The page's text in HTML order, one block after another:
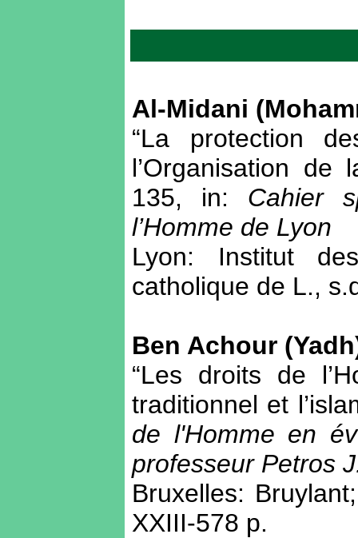
Al-Midani
“La protection
l’Organisation de
135, in: Cahier
l’Homme de Lyon
Lyon: Institut
catholique de L.,
Ben Achour
“Les droits de
traditionnel et
de l'Homme en
professeur Petros
Bruxelles:
XXIII-578 p.